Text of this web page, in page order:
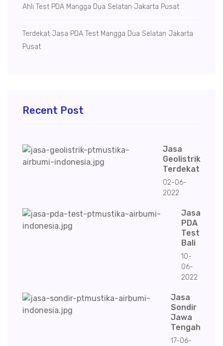
Ahli Test PDA Mangga Dua Selatan Jakarta Pusat
Terdekat Jasa PDA Test Mangga Dua Selatan Jakarta
Pusat
Recent Post
Jasa
Geolistrik
Terdekat
02-06-
2022
Jasa
PDA
Test
Bali
10-
06-
2022
Jasa
Sondir
Jawa
Tengah
17-06-